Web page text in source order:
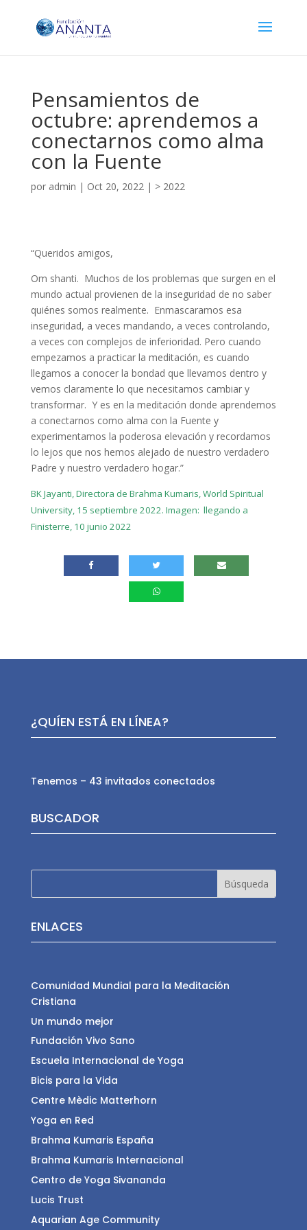
Pensamientos de
octubre: aprendemos a
conectarnos como alma
con la Fuente
por admin | Oct 20, 2022| > 2022
“Queridos amigos,
Om shanti. Muchos de los problemas que surgen en el
mundo actual provienen de la inseguridad de no saber
quiénes somos realmente. Enmascaramos esa
inseguridad, a veces mandando, a veces controlando,
a veces con complejos de inferioridad. Pero cuando
empezamos a practicar la meditación, es cuando
llegamos a conocer la bondad que llevamos dentro y
vemos claramente lo que necesitamos cambiar y
transformar. Y es en la meditación donde aprendemos
a conectarnos como alma con la Fuente y
experimentamos la poderosa elevación y recordamos
lo lejos que nos hemos alejado de nuestro verdadero
Padre y nuestro verdadero hogar.”
BK Jayanti, Directora de Brahma Kumaris, World Spiritual
University, 15 septiembre 2022. Imagen: llegando a
Finisterre, 10 junio 2022
¿QUÍEN ESTÁ EN LÍNEA?
Tenemos – 43 invitados conectados
BUSCADOR
ENLACES
Comunidad Mundial para la Meditación
Cristiana
Un mundo mejor
Fundación Vivo Sano
Escuela Internacional de Yoga
Bicis para la Vida
Centre Mèdic Matterhorn
Yoga en Red
Brahma Kumaris España
Brahma Kumaris Internacional
Centro de Yoga Sivananda
Lucis Trust
Aquarian Age Community